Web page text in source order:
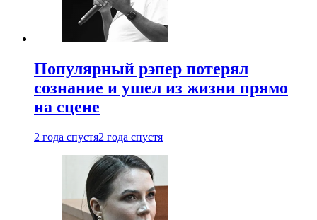
Популярный рэпер потерял
сознание и ушел из жизни прямо
на сцене
2 года спустя2 года спустя